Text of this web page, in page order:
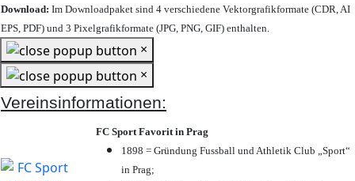
Download: Im Downloadpaket sind 4 verschiedene Vektorgrafikformate (CDR, AI
EPS, PDF) und 3 Pixelgrafikformate (JPG, PNG, GIF) enthalten.
×
×
Vereinsinformationen:
FC Sport Favorit in Prag
1898 = Gründung Fussball und Athletik Club „Sport“
in Prag;